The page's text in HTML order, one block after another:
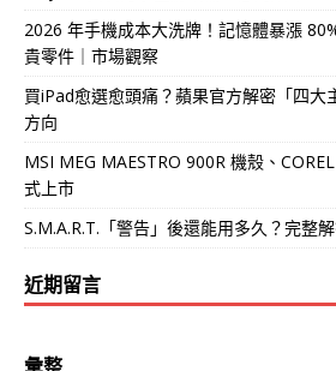
2026 年手機成本大洗牌！記憶體暴漲
貴零件｜市場觀察
買iPad愈選愈頭痛？蘋果官方解密「四大
方向
MSI MEG MAESTRO 900R 機殼、
式上市
S.M.A.R.T.「警告」後還能用多久？完整
近期留言